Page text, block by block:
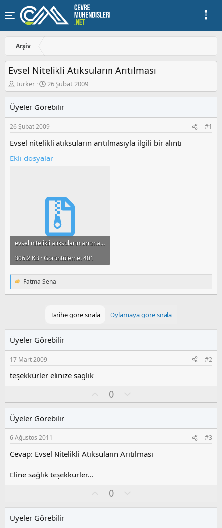
Arşiv
Evsel Nitelikli Atıksuların Arıtılması
K
o
u
y
u
a
ş
l
turker
B
a
l
a
n
ı
t
h
26 Şubat 2009
Üyeler Görebilir
26 Şubat 2009 #1
Evsel nitelikli atıksuların arıtılmasıyla ilgili bir alıntı
Ekli dosyalar
evsel nitelikli atıksuların arıtma yöntemleri.rar
306.2 KB · Görüntüleme: 401
T
e
e
r
Fatma Sena
Tarihe göre sırala Oylamaya göre sırala
Üyeler Görebilir
17 Mart 2009 #2
teşekkürler elinize saglık
y
0
l
s
u
z
l
Üyeler Görebilir
6 Ağustos 2011 #3
Cevap: Evsel Nitelikli Atıksuların Arıtılması
Eline sağlık teşekkurler...
y
0
l
Üyeler Görebilir